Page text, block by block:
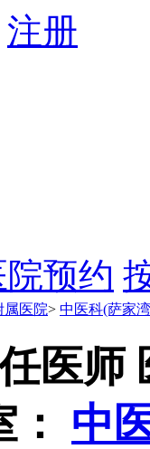
注册
预约
属医院> 中医科(萨家
医师
中